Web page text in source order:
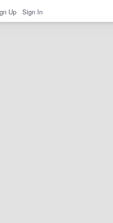
Up Sign In